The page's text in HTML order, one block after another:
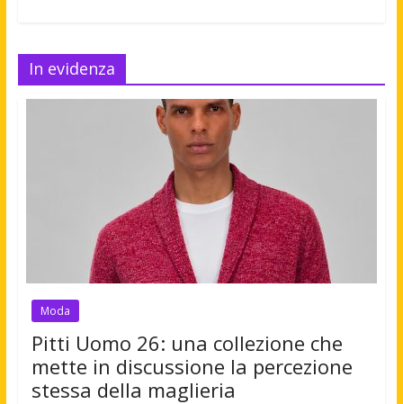
In evidenza
Moda
Pitti Uomo 26: una collezione che
mette in discussione la percezione
stessa della maglieria